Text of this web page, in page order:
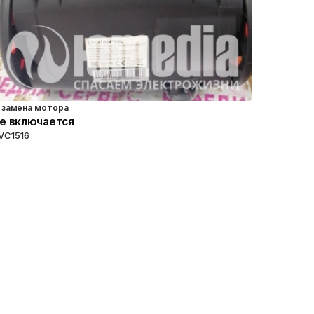
замена мотора
включается